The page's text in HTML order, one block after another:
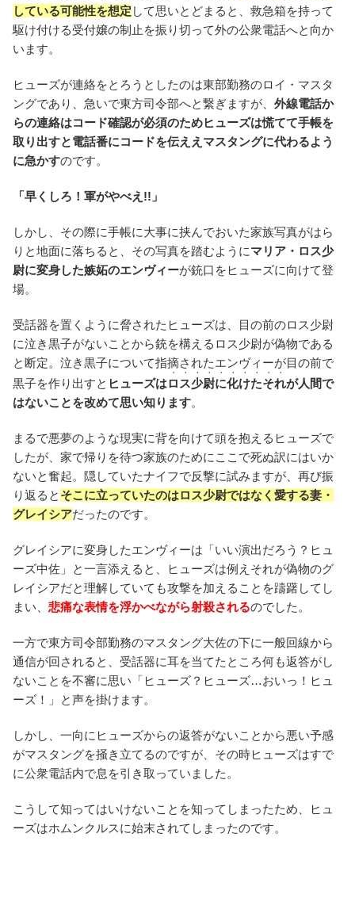
している可能性を想定 して思いとどまると、救急箱を持って
駆け付ける受付嬢の制止を振り切って外の公衆電話へと向か
います。
ヒューズが連絡をとろうとしたのは東部勤務のロイ・マスタ
ングであり、急いで東方司令部へと繋ぎますが、 外線電話か
らの連絡はコード確認が必須のためヒューズは慌てて手帳を
取り出すと電話番にコードを伝ええマスタングに代わるよう
に急かすのです。
「早くしろ！軍がやべえ!!」
しかし、その際に手帳に大事に挟んでおいた家族写真がはら
りと地面に落ちると、その写真を踏むようにマリア・ロス少
尉に変身した嫉妬のエンヴィーが銃口をヒューズに向けて登
場。
受話器を置くように脅されたヒューズは、目の前のロス少尉
に泣き黒子がないことから銃を構えるロス少尉が偽物である
と断定。泣き黒子について指摘されたエンヴィーが目の前で
黒子を作り出すと ヒューズはロス少尉に化けたそれ
・・・・・・・・・・
が人間で
はないことを改めて思い知ります。
まるで悪夢のような現実に背を向けて頭を抱えるヒューズで
したが、家で帰りを待つ家族のためにここで死ぬ訳にはいか
ないと奮起。隠していたナイフで反撃に試みますが、再び振
り返ると そこに立っていたのはロス少尉ではなく愛する妻・
グレイシアだったのです。
グレイシアに変身したエンヴィーは「いい演出だろう？ヒュ
ーズ中佐」と一言添えると、ヒューズは例えそれが偽物のグ
レイシアだと理解していても攻撃を加えることを躊躇してし
まい、 悲痛な表情を浮かべながら射殺されるのでした。
一方で東方司令部勤務のマスタング大佐の下に一般回線から
通信が回されると、受話器に耳を当てたところ何も返答がし
ないことを不審に思い「ヒューズ？ヒューズ…おいっ！ヒュ
ーズ！」と声を掛けます。
しかし、一向にヒューズからの返答がないことから悪い予感
がマスタングを掻き立てるのですが、その時ヒューズはすで
に公衆電話内で息を引き取っていました。
こうして知ってはいけないことを知ってしまったため、ヒュ
ーズはホムンクルスに始末されてしまったのです。